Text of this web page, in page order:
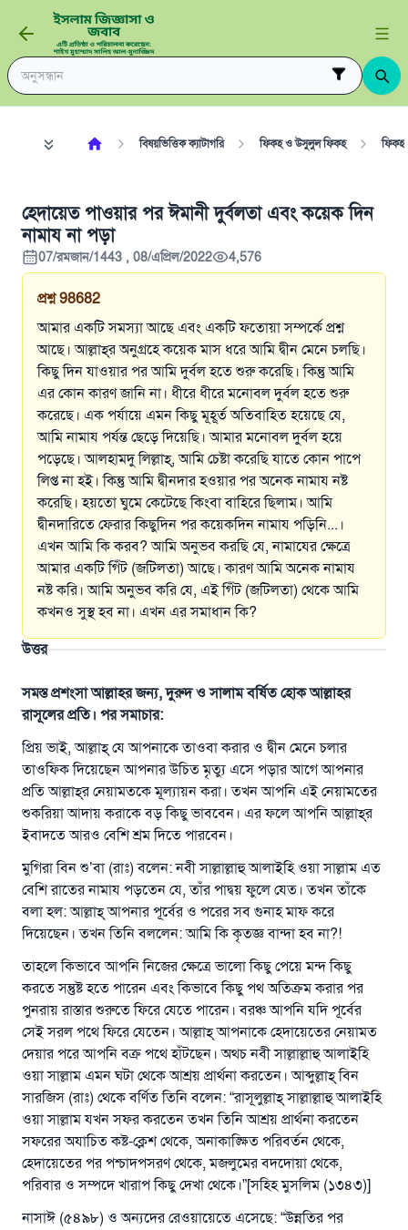
বিষয়ভিত্তিক ক্যাটাগরি ফিকহ ও উসুলুল ফিকহ ফিকহ
হেদায়েত পাওয়ার পর ঈমানী দুর্বলতা এবং কয়েক দিন
নামায না পড়া
07/রমজান/1443 , 08/এপ্রিল/2022 4,576
প্রশ্ন 98682
আমার একটি সমস্যা আছে এবং একটি ফতোয়া সম্পর্কে প্রশ্ন
আছে। আল্লাহ্‌র অনুগ্রহে কয়েক মাস ধরে আমি দ্বীন মেনে চলছি।
কিছু দিন যাওয়ার পর আমি দুর্বল হতে শুরু করেছি। কিন্তু আমি
এর কোন কারণ জানি না। ধীরে ধীরে মনোবল দুর্বল হতে শুরু
করেছে। এক পর্যায়ে এমন কিছু মূহূর্ত অতিবাহিত হয়েছে যে,
আমি নামায পর্যন্ত ছেড়ে দিয়েছি। আমার মনোবল দুর্বল হয়ে
পড়েছে। আলহামদু লিল্লাহ্‌, আমি চেষ্টা করেছি যাতে কোন পাপে
লিপ্ত না হই। কিন্তু আমি দ্বীনদার হওয়ার পর অনেক নামায নষ্ট
করেছি। হয়তো ঘুমে কেটেছে কিংবা বাহিরে ছিলাম। আমি
দ্বীনদারিতে ফেরার কিছুদিন পর কয়েকদিন নামায পড়িনি...।
এখন আমি কি করব? আমি অনুভব করছি যে, নামাযের ক্ষেত্রে
আমার একটি গিঁট (জটিলতা) আছে। কারণ আমি অনেক নামায
নষ্ট করি। আমি অনুভব করি যে, এই গিঁট (জটিলতা) থেকে আমি
কখনও সুস্থ হব না। এখন এর সমাধান কি?
উত্তর
সমস্ত প্রশংসা আল্লাহর জন্য, দুরুদ ও সালাম বর্ষিত হোক আল্লাহর
রাসূলের প্রতি। পর সমাচার:
প্রিয় ভাই, আল্লাহ্‌ যে আপনাকে তাওবা করার ও দ্বীন মেনে চলার
তাওফিক দিয়েছেন আপনার উচিত মৃত্যু এসে পড়ার আগে আপনার
প্রতি আল্লাহ্‌র নেয়ামতকে মূল্যায়ন করা। তখন আপনি এই নেয়ামতের
শুকরিয়া আদায় করাকে বড় কিছু ভাববেন। এর ফলে আপনি আল্লাহ্‌র
ইবাদতে আরও বেশি শ্রম দিতে পারবেন।
মুগিরা বিন শু’বা (রাঃ) বলেন: নবী সাল্লাল্লাহু আলাইহি ওয়া সাল্লাম এত
বেশি রাতের নামায পড়তেন যে, তাঁর পাদ্বয় ফুলে যেত। তখন তাঁকে
বলা হল: আল্লাহ্‌ আপনার পূর্বের ও পরের সব গুনাহ মাফ করে
দিয়েছেন। তখন তিনি বললেন: আমি কি কৃতজ্ঞ বান্দা হব না?!
তাহলে কিভাবে আপনি নিজের ক্ষেত্রে ভালো কিছু পেয়ে মন্দ কিছু
করতে সন্তুষ্ট হতে পারেন এবং কিভাবে কিছু পথ অতিক্রম করার পর
পুনরায় রাস্তার শুরুতে ফিরে যেতে পারেন। বরঞ্চ আপনি যদি পূর্বের
সেই সরল পথে ফিরে যেতেন। আল্লাহ্‌ আপনাকে হেদায়েতের নেয়ামত
দেয়ার পরে আপনি বক্র পথে হাঁটছেন। অথচ নবী সাল্লাল্লাহু আলাইহি
ওয়া সাল্লাম এমন ঘটা থেকে আশ্রয় প্রার্থনা করতেন। আব্দুল্লাহ্‌ বিন
সারজিস (রাঃ) থেকে বর্ণিত তিনি বলেন: “রাসূলুল্লাহ্‌ সাল্লাল্লাহু আলাইহি
ওয়া সাল্লাম যখন সফর করতেন তখন তিনি আশ্রয় প্রার্থনা করতেন
সফরের অযাচিত কষ্ট-ক্লেশ থেকে, অনাকাঙ্ক্ষিত পরিবর্তন থেকে,
হেদায়েতের পর পশ্চাদপসরণ থেকে, মজলুমের বদদোয়া থেকে,
পরিবার ও সম্পদে খারাপ কিছু দেখা থেকে।”[সহিহ মুসলিম (১৩৪৩)]
নাসাঈ (৫৪৯৮) ও অন্যদের রেওয়ায়েতে এসেছে: “উন্নতির পর